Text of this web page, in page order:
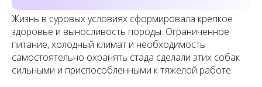
Жизнь в суровых условиях сформировала крепкое
здоровье и выносливость породы. Ограниченное
питание, холодный климат и необходимость
самостоятельно охранять стада сделали этих собак
сильными и приспособленными к тяжелой работе.